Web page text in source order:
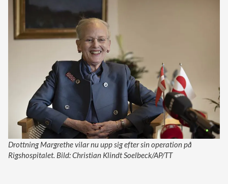
Drottning Margrethe vilar nu upp sig efter sin operation på
Rigshospitalet. Bild: Christian Klindt Soelbeck/AP/TT